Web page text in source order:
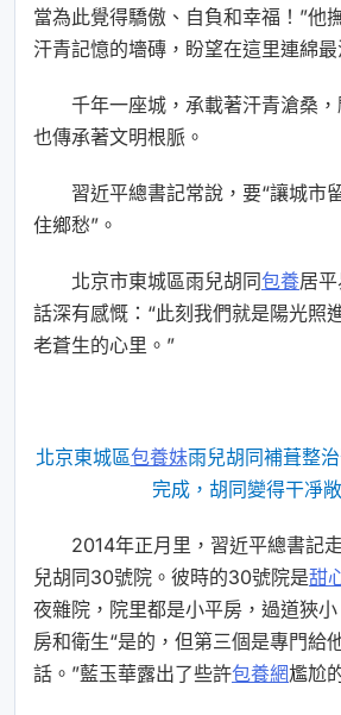
當為此覺得驕傲、自負和幸福！”他
汗青記憶的墻磚，盼望在這里連綿
千年一座城，承載著汗青滄桑，
也傳承著文明根脈。
習近平總書記常說，要“讓城市
住鄉愁”。
北京市東城區雨兒胡同包養居
話深有感慨：“此刻我們就是陽光照
老蒼生的心里。”
北京東城區包養妹雨兒胡同補葺整
完成，胡同變得干凈
2014年正月里，習近平總書記
兒胡同30號院。彼時的30號院是甜
夜雜院，院里都是小平房，過道狹
房和衛生“是的，但第三個是專門給
話。”藍玉華露出了些許包養網尷尬